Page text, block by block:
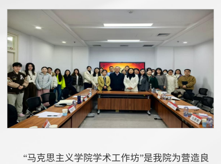
“马克思主义学院学术工作坊”是我院为营造良